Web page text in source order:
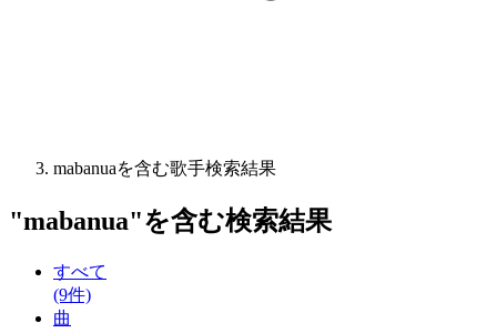
mabanuaを含む歌手検索結果
"mabanua"を含む検索結果
すべて
(9件)
曲